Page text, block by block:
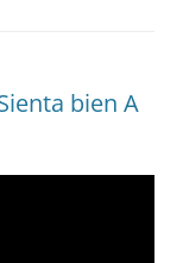
bien A